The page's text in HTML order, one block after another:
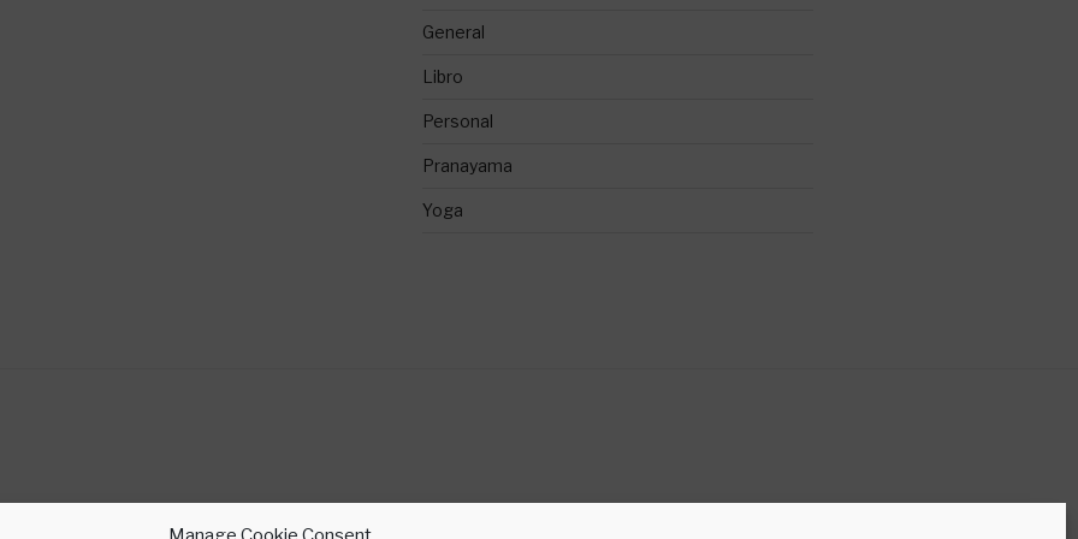
General
Libro
Personal
Pranayama
Yoga